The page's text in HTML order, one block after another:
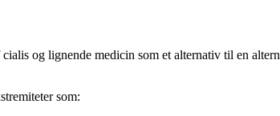
og lignende medicin som et alternativ til en
som: